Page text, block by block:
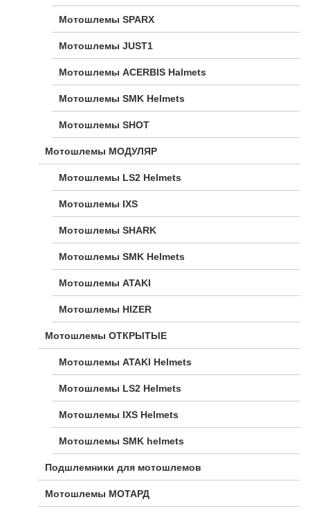
Мотошлемы SPARX
Мотошлемы JUST1
Мотошлемы ACERBIS Halmets
Мотошлемы SMK Helmets
Мотошлемы SHOT
Мотошлемы МОДУЛЯР
Мотошлемы LS2 Helmets
Мотошлемы IXS
Мотошлемы SHARK
Мотошлемы SMK Helmets
Мотошлемы ATAKI
Мотошлемы HIZER
Мотошлемы ОТКРЫТЫЕ
Мотошлемы ATAKI Helmets
Мотошлемы LS2 Helmets
Мотошлемы IXS Helmets
Мотошлемы SMK helmets
Подшлемники для мотошлемов
Мотошлемы МОТАРД